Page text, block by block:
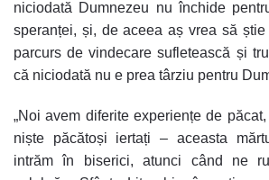
niciodată Dumnezeu nu închide
speranței, și, de aceea aș vrea să
parcurs de vindecare sufletească și
că niciodată nu e prea târziu pentru
„Noi avem diferite experiențe de
niște păcătoși iertați – aceasta
intrăm în biserici, atunci când ne